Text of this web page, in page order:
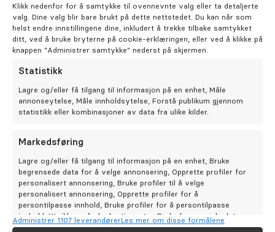
Klikk nedenfor for å samtykke til ovennevnte valg eller ta detaljerte
valg. Dine valg blir bare brukt på dette nettstedet. Du kan når som
helst endre innstillingene dine, inkludert å trekke tilbake samtykket
ditt, ved å bruke bryterne på cookie-erklæringen, eller ved å klikke på
knappen "Administrer samtykke" nederst på skjermen.
Statistikk
Lagre og/eller få tilgang til informasjon på en enhet, Måle
annonseytelse, Måle innholdsytelse, Forstå publikum gjennom
statistikk eller kombinasjoner av data fra ulike kilder.
Markedsføring
Lagre og/eller få tilgang til informasjon på en enhet, Bruke
begrensede data for å velge annonsering, Opprette profiler for
personalisert annonsering, Bruke profiler til å velge
personalisert annonsering, Opprette profiler for å
persontilpasse innhold, Bruke profiler for å persontilpasse
innhold, Utvikle og forbedre tjenester, Bruke begrensede data
for å velge innhold.
Administrer 1107 leverandørerLes mer om disse formålene
Periodonti
Endodonti
Kjeveortopedi
Oral kirurgi
Oral protetikk
Spesialistsenter – Oslo Endodontisenter
Om oss
Odontia
Alltid ivaretatt
Kontakt oss
Tannklinikker